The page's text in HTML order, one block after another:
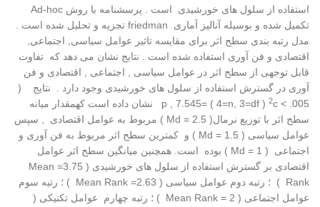
استفاده از سلول های خورشیدی است . پرسشنامه با روش Ad-hoc
تکمیل شده و بوسیله آنالیز آماری friedman تجزیه و تحلیل شده است .
مدل رتبه بندی سطح اثر برای مقایسه تاثیر عوامل سیاسی, اجتماعی,
اقتصادی و فن آوری استفاده شده است . نتایج نشان می دهد که تفاوت
قابل توجهی از سطح اثر در عوامل سیاسی , اجتماعی , اقتصادی و فن
آوری در گسترش استفاده از سلول های خورشیدی وجود دارد . نتایج (
005. > p , 7.545= ( 4=n, 3=df )
2
c نشان داده است کهمقدار میانه
سطح اثر با توزیع نرمال( Md = 2.5 ) مربوط به عوامل اقتصادی , سپس
عوامل سیاسی ( Md = 1.5 ) و کمترین سطح اثر مربوط به فن آوری و
اجتماعی ( Md = 1 ) بوده است. همچنین میانگین سطح اثر عوامل
اقتصادی بر گسترش استفاده از سلول های خورشیدی ( 3.75= Mean
Rank ) ؛ رتبه دوم عوامل سیاسی ( 2.63= Mean Rank ) ؛ رتبه سوم
عوامل اجتماعی ( 2 = Mean Rank ) ؛ رتبه چهارم عوامل تکنیکی (